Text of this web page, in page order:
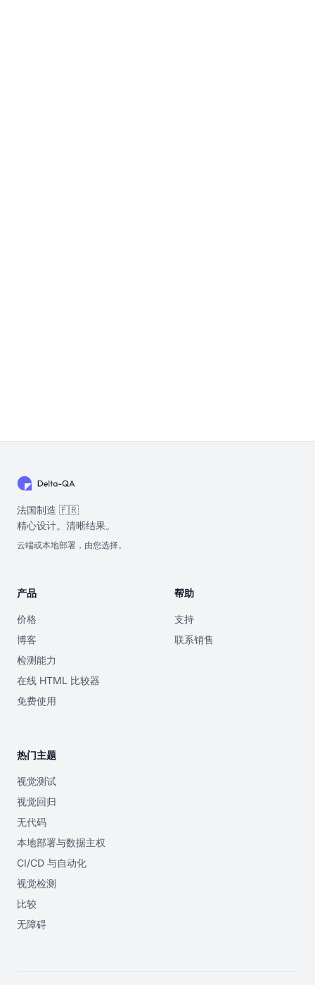
法国制造 🇫🇷
精心设计。清晰结果。
云端或本地部署，由您选择。
产品
价格
博客
检测能力
在线 HTML 比较器
免费使用
帮助
支持
联系销售
热门主题
视觉测试
视觉回归
无代码
本地部署与数据主权
CI/CD 与自动化
视觉检测
比较
无障碍